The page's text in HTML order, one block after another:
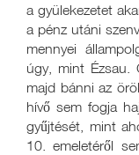
a gyülekezetet
a pénz utáni
mennyei
úgy, mint Ézsau.
majd bánni az
hívő sem fogja
gyűjtését, mint
10. emeletéről